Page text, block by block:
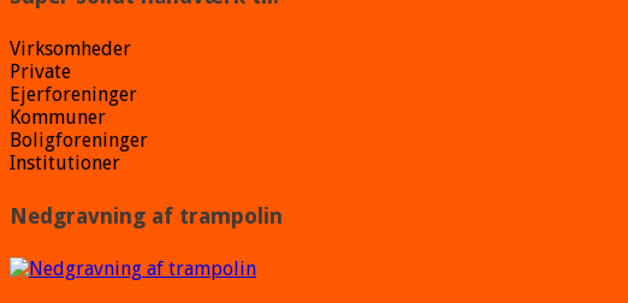
Virksomheder
Private
Ejerforeninger
Kommuner
Boligforeninger
Institutioner
Nedgravning af trampolin